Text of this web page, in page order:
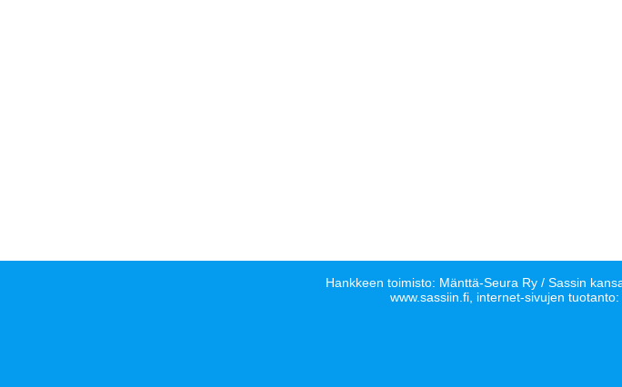
Hankkeen toimisto: Mänttä-Seura Ry / Sassin
www.sassiin.fi, internet-sivujen